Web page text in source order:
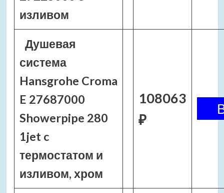
изливом
Душевая
система
Hansgrohe Croma
E 27687000
Showerpipe 280
1jet c
термостатом и
изливом, хром
108063
₽